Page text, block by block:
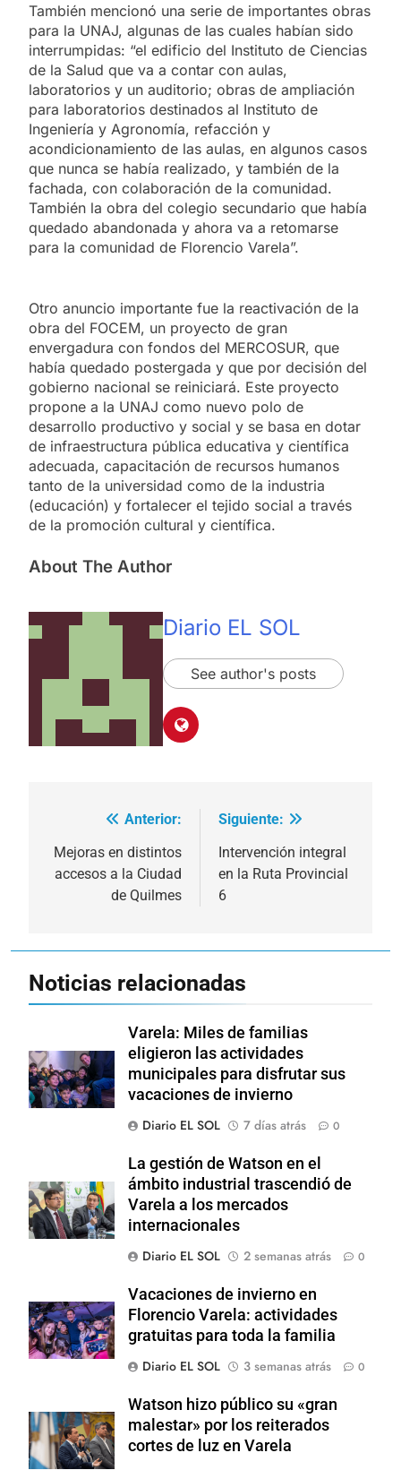
También mencionó una serie de importantes obras
para la UNAJ, algunas de las cuales habían sido
interrumpidas: “el edificio del Instituto de Ciencias
de la Salud que va a contar con aulas,
laboratorios y un auditorio; obras de ampliación
para laboratorios destinados al Instituto de
Ingeniería y Agronomía, refacción y
acondicionamiento de las aulas, en algunos casos
que nunca se había realizado, y también de la
fachada, con colaboración de la comunidad.
También la obra del colegio secundario que había
quedado abandonada y ahora va a retomarse
para la comunidad de Florencio Varela”.
Otro anuncio importante fue la reactivación de la
obra del FOCEM, un proyecto de gran
envergadura con fondos del MERCOSUR, que
había quedado postergada y que por decisión del
gobierno nacional se reiniciará. Este proyecto
propone a la UNAJ como nuevo polo de
desarrollo productivo y social y se basa en dotar
de infraestructura pública educativa y científica
adecuada, capacitación de recursos humanos
tanto de la universidad como de la industria
(educación) y fortalecer el tejido social a través
de la promoción cultural y científica.
About The Author
Diario EL SOL
See author's posts
Navegación
de
entradas
Anterior:
Mejoras en distintos
accesos a la Ciudad
de Quilmes
Siguiente:
Intervención integral
en la Ruta Provincial
6
Noticias relacionadas
Varela: Miles de familias
eligieron las actividades
municipales para disfrutar sus
vacaciones de invierno
Diario EL SOL
7 días atrás 0
La gestión de Watson en el
ámbito industrial trascendió de
Varela a los mercados
internacionales
Diario EL SOL
2 semanas atrás 0
Vacaciones de invierno en
Florencio Varela: actividades
gratuitas para toda la familia
Diario EL SOL
3 semanas atrás 0
Watson hizo público su «gran
malestar» por los reiterados
cortes de luz en Varela